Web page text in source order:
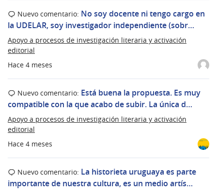
Hace 4 meses
Nuevo comentario: No soy docente ni tengo cargo en
la UDELAR, soy investigador independiente (sobr…
Apoyo a procesos de investigación literaria y activación
editorial
Hace 4 meses
Nuevo comentario: Está buena la propuesta. Es muy
compatible con la que acabo de subir. La única d…
Apoyo a procesos de investigación literaria y activación
editorial
Nuevo comentario: La historieta uruguaya es parte
importante de nuestra cultura, es un medio artís…